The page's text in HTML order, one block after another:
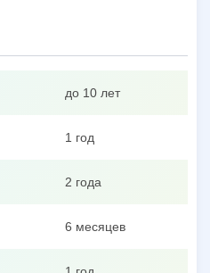
до 10 лет
1 год
2 года
6 месяцев